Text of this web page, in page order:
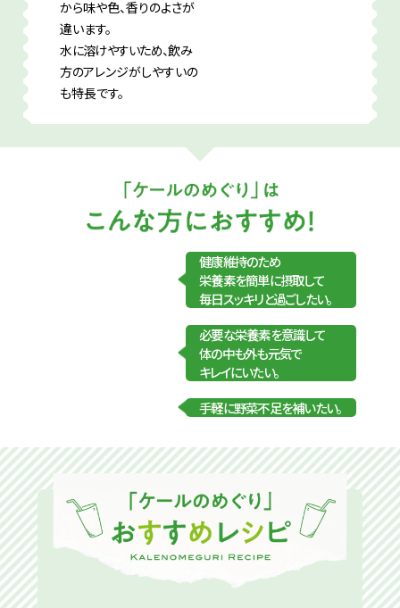
から味や色、香りのよさが
違います。
水に溶けやすいため、飲み
方のアレンジがしやすいの
も特長です。
健康維持のため
栄養素を簡単に摂取して
毎日スッキリと過ごしたい。
必要な栄養素を意識して
体の中も外も元気で
キレイにいたい。
手軽に野菜不足を補いたい。